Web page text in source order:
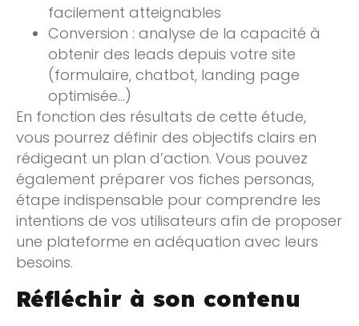
facilement atteignables
Conversion : analyse de la capacité à
obtenir des leads depuis votre site
(formulaire, chatbot, landing page
optimisée…)
En fonction des résultats de cette étude,
vous pourrez définir des objectifs clairs en
rédigeant un plan d’action. Vous pouvez
également préparer vos fiches personas,
étape indispensable pour comprendre les
intentions de vos utilisateurs afin de proposer
une plateforme en adéquation avec leurs
besoins.
Réfléchir à son contenu